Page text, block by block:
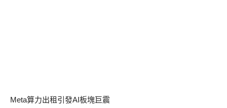
Meta算力出租引發AI板塊巨震